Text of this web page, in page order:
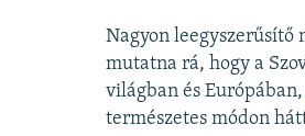
Nagyon leegyszerűsítő
mutatna rá, hogy a
világban és
természetes módon